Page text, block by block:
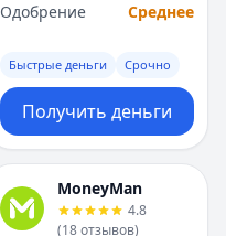
Одобрение
Среднее
Быстрые деньги Срочно
Получить деньги
MoneyMan
4.8
(18отзывов)